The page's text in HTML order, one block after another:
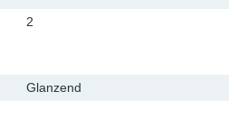
2
Glanzend